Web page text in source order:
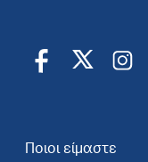
Ποιοι είμαστε